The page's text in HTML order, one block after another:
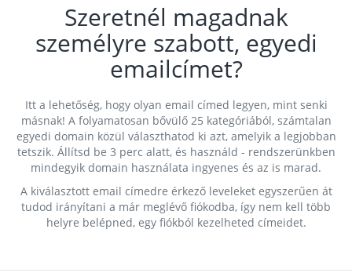
Szeretnél magadnak
személyre szabott, egyedi
emailcímet?
Itt a lehetőség, hogy olyan email címed legyen, mint senki
másnak! A folyamatosan bővülő 25 kategóriából, számtalan
egyedi domain közül választhatod ki azt, amelyik a legjobban
tetszik. Állítsd be 3 perc alatt, és használd - rendszerünkben
mindegyik domain használata ingyenes és az is marad.
A kiválasztott email címedre érkező leveleket egyszerűen át
tudod irányítani a már meglévő fiókodba, így nem kell több
helyre belépned, egy fiókból kezelheted címeidet.